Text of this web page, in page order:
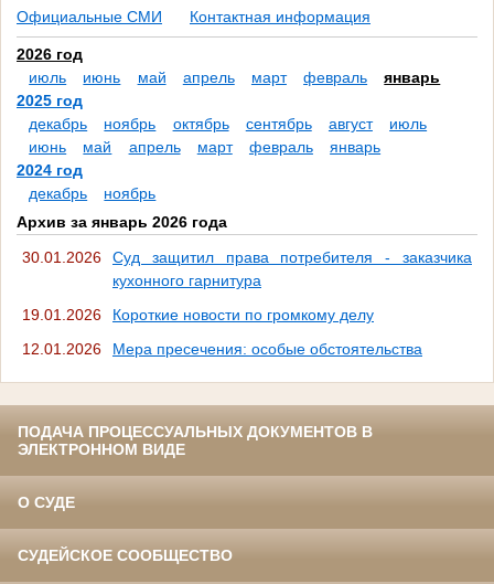
Официальные СМИ
Контактная информация
2026 год
июль
июнь май апрель март февраль
январь
2025 год
декабрь
ноябрь октябрь сентябрь август
июль
июнь
май апрель март февраль
январь
2024 год
декабрь
ноябрь
Архив за январь 2026 года
30.01.2026
Суд защитил права потребителя - заказчика
кухонного гарнитура
19.01.2026
Короткие новости по громкому делу
12.01.2026
Мера пресечения: особые обстоятельства
ПОДАЧА ПРОЦЕССУАЛЬНЫХ ДОКУМЕНТОВ В
ЭЛЕКТРОННОМ ВИДЕ
О СУДЕ
СУДЕЙСКОЕ СООБЩЕСТВО